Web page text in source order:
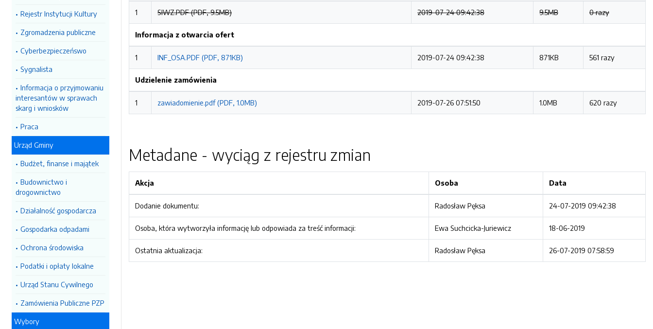
Rejestr Instytucji Kultury
Zgromadzenia publiczne
Cyberbezpieczeńswo
Sygnalista
Informacja o przyjmowaniu
interesantów w sprawach
skarg i wniosków
Praca
Urząd Gminy
Budżet, finanse i majątek
Budownictwo i
drogownictwo
Działalność gospodarcza
Gospodarka odpadami
Ochrona środowiska
Podatki i opłaty lokalne
Urząd Stanu Cywilnego
Zamówienia Publiczne PZP
Wybory
1 SIWZ.PDF (PDF, 9.5MB) 2019-07-24 09:42:38 9.5MB 0 razy
Informacja z otwarcia ofert
1 INF_OSA.PDF (PDF, 871KB) 2019-07-24 09:42:38 871KB 561 razy
Udzielenie zamówienia
1 zawiadomienie.pdf (PDF, 1.0MB) 2019-07-26 07:51:50 1.0MB 620 razy
Metadane - wyciąg z rejestru zmian
Akcja Osoba Data
Dodanie dokumentu: Radosław Pęksa 24-07-2019 09:42:38
Osoba, która wytworzyła informację lub odpowiada za treść informacji: Ewa Suchcicka-Juriewicz 18-06-2019
Ostatnia aktualizacja: Radosław Pęksa 26-07-2019 07:58:59